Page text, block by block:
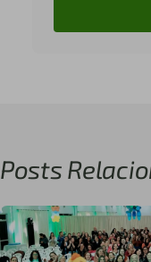
Posts